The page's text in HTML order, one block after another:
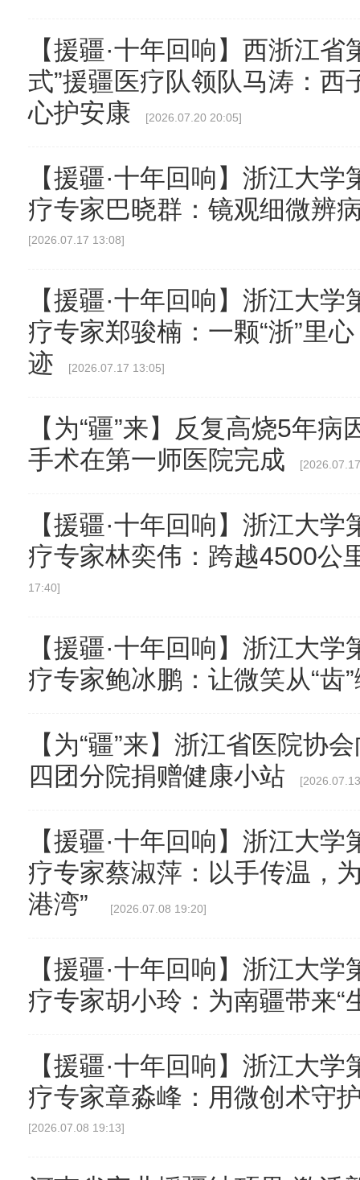
【援疆·十年回响】西浙江
式”援疆医疗队领队马涛：西
心护安康
[2026.07.20 20:05]
【援疆·十年回响】浙江大学
疗专家巴晓群：镜观细微辨
[2026.07.17 13:08]
【援疆·十年回响】浙江大学
疗专家郑骏楠：一颗“浙”里
迹
[2026.07.17 13:05]
【为“疆”来】反复高烧5年病
手术在第一师医院完成
【援疆·十年回响】浙江大学
疗专家林奕伟：跨越4500公
17:40]
【援疆·十年回响】浙江大学
疗专家鲍冰鹏：让微笑从“齿
【为“疆”来】浙江省医院协
四团分院捐赠健康小站
【援疆·十年回响】浙江大学
疗专家蔡淑萍：以手传温，
港湾”
[2026.07.08 19:20]
【援疆·十年回响】浙江大学
疗专家胡小玲：为南疆带来“
【援疆·十年回响】浙江大学
疗专家章淼峰：用微创术守
[2026.07.08 19:13]